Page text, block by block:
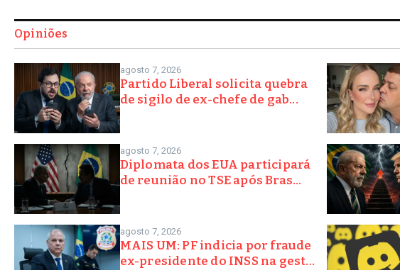
Opiniões
agosto 7, 2026
Partido Liberal solicita quebra
de sigilo de ex-chefe de gab...
agosto 7, 2026
Diplomata dos EUA participará
de reunião no TSE após Bras...
agosto 7, 2026
MAIS UM: PF indicia por fraude
ex-presidente do INSS na gest...